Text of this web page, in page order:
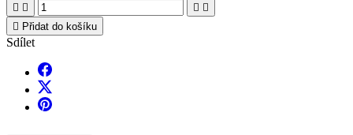
   
 Přidat do košíku
Sdílet